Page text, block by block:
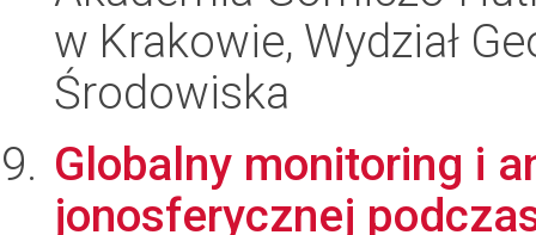
w Krakowie, Wydział
Środowiska
Globalny monitoring i
jonosferycznej